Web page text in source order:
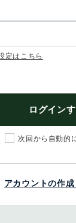
定はこちら
ログイン
次回から自動的
アカウントの作成